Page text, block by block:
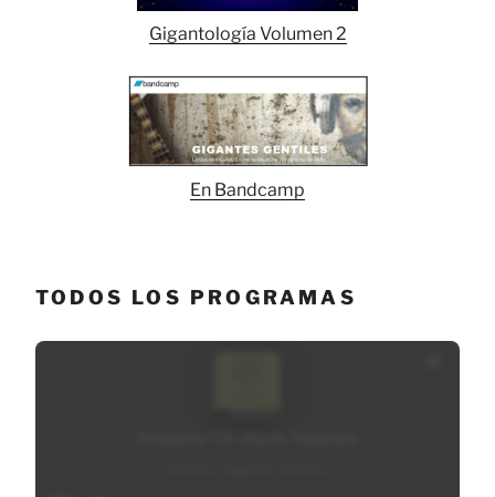
Gigantología Volumen 2
En Bandcamp
TODOS LOS PROGRAMAS